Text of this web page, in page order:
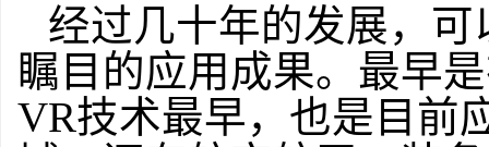
经过几十年的发展，
瞩目的应用成果。最早
VR技术最早，也是目前